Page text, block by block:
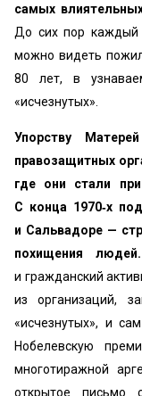
самых
До сих пор каждый
можно видеть
80 лет, в
«исчезнутых».
Упорству
правозащитных
где они стали
С конца 1970‐х
и Сальвадоре —
похищения людей.
и гражданский
из организаций,
«исчезнутых», и
Нобелевскую
многотиражной
открытое письмо